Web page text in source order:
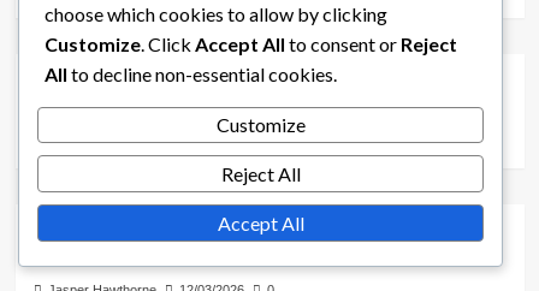
Bonusy za akce pro Red Dead Redemption 2 na konzoli
RDO$ bonusy: Měsíční a týdenní akce, speciální
propagace
Jasper Hawthorne 13/03/2026 0
Bonusy za akce pro Red Dead Redemption 2 na konzoli
Zlaté bonusy: Měsíční a týdenní akce, Nabídky na
choose which cookies to allow by clicking
Customize . Click Accept All to consent or Reject
All to decline non-essential cookies.
Customize
Reject All
Accept All